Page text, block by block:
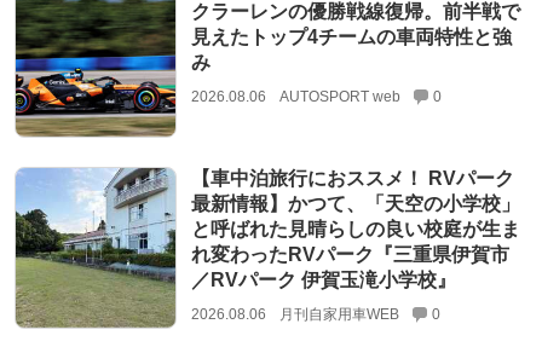
クラーレンの優勝戦線復帰。前半戦で
見えたトップ4チームの車両特性と強
み
2026.08.06 AUTOSPORT web 0
【車中泊旅行におススメ！ RVパーク
最新情報】かつて、「天空の小学校」
と呼ばれた見晴らしの良い校庭が生ま
れ変わったRVパーク『三重県伊賀市
／RVパーク 伊賀玉滝小学校』
2026.08.06 月刊自家用車WEB 0